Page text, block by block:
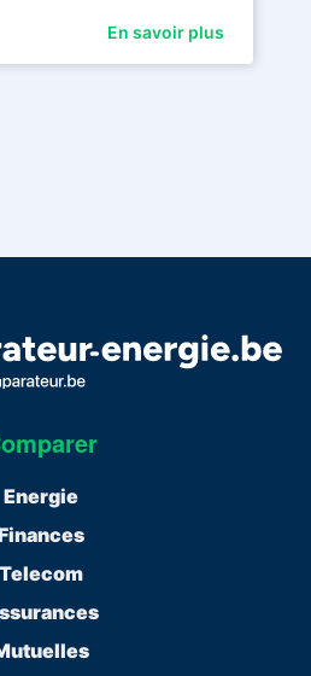
En savoir plus
Energie
Telecom